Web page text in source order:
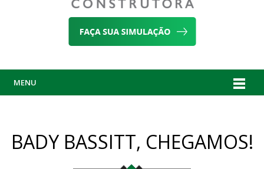
MENU
BADY BASSITT, CHEGAMOS!